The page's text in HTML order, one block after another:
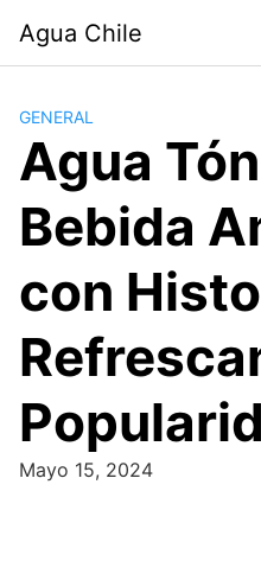
content
Agua Chile
GENERAL
Agua
Bebida
con
Mayo 15, 2024